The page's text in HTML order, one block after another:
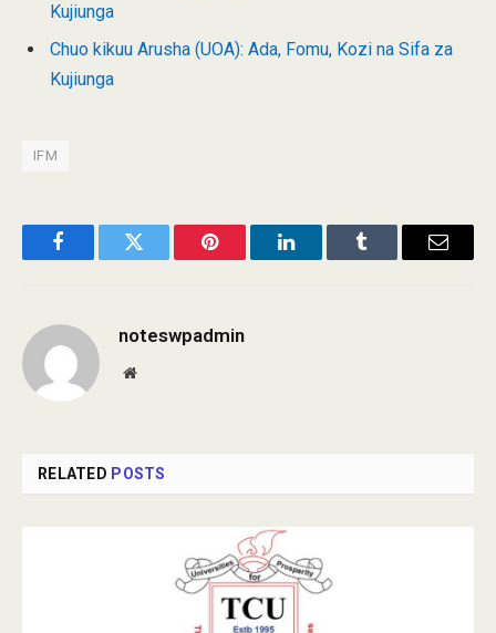
Kujiunga
Chuo kikuu Arusha (UOA): Ada, Fomu, Kozi na Sifa za
Kujiunga
IFM
FacebookTwitter Pinterest LinkedInTumblr Email
noteswpadmin
Website
RELATED POSTS